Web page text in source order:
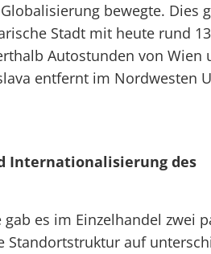
bewegte. Dies
Stadt mit heute rund
Autostunden von Wien
entfernt im Nordwesten
Internationalisierung des
es im Einzelhandel zwei
Standortstruktur auf